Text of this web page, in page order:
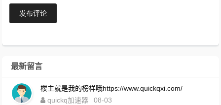
发布评论
最新留言
楼主就是我的榜样哦https://www.quickqxi.com/
quickq加速器
08-03